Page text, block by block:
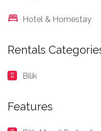
Hotel & Homestay
Rentals
Bilik
Features